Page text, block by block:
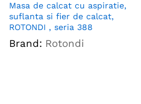
Masa de calcat cu aspiratie,
suflanta si fier de calcat,
ROTONDI , seria 388
Brand: Rotondi